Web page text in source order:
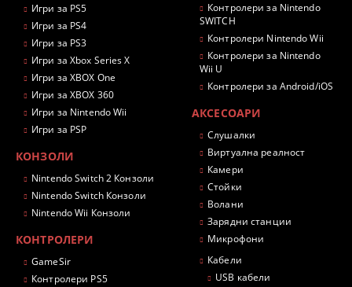
Игри за PS5
Игри за PS4
Игри за PS3
Игри за Xbox Series X
Игри за XBOX One
Игри за XBOX 360
Игри за Nintendo Wii
Игри за PSP
КОНЗОЛИ
Nintendo Switch 2 Конзоли
Nintendo Switch Конзоли
Nintendo Wii Конзоли
КОНТРОЛЕРИ
GameSir
Контролери PS5
Контролери за Nintendo
SWITCH
Контролери Nintendo Wii
Контролери за Nintendo
Wii U
Контролери за Android/iOS
АКСЕСОАРИ
Слушалки
Виртуална реалност
Камери
Стойки
Волани
Зарядни станции
Микрофони
Кабели
USB кабели